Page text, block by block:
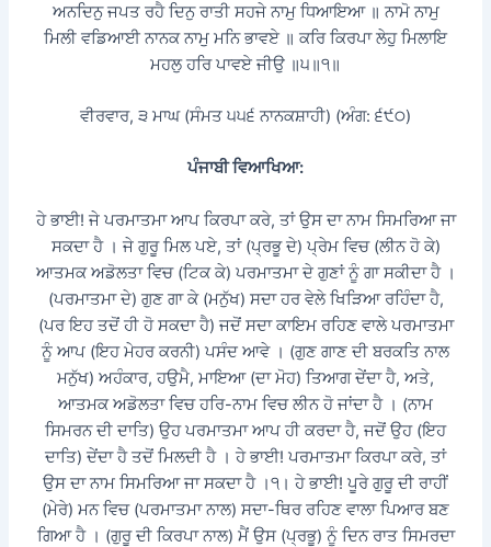
ਅਨਦਿਨੁ ਜਪਤ ਰਹੈ ਦਿਨੁ ਰਾਤੀ ਸਹਜੇ ਨਾਮੁ ਧਿਆਇਆ ॥ ਨਾਮੋ ਨਾਮੁ
ਮਿਲੀ ਵਡਿਆਈ ਨਾਨਕ ਨਾਮੁ ਮਨਿ ਭਾਵਏ ॥ ਕਰਿ ਕਿਰਪਾ ਲੇਹੁ ਮਿਲਾਇ
ਮਹਲੁ ਹਰਿ ਪਾਵਏ ਜੀਉ ॥੫॥੧॥
ਵੀਰਵਾਰ, ੩ ਮਾਘ (ਸੰਮਤ ੫੫੬ ਨਾਨਕਸ਼ਾਹੀ) (ਅੰਗ: ੬੯੦)
ਪੰਜਾਬੀ ਵਿਆਖਿਆ:
ਹੇ ਭਾਈ! ਜੇ ਪਰਮਾਤਮਾ ਆਪ ਕਿਰਪਾ ਕਰੇ, ਤਾਂ ਉਸ ਦਾ ਨਾਮ ਸਿਮਰਿਆ ਜਾ
ਸਕਦਾ ਹੈ । ਜੇ ਗੁਰੂ ਮਿਲ ਪਏ, ਤਾਂ (ਪ੍ਰਭੂ ਦੇ) ਪ੍ਰੇਮ ਵਿਚ (ਲੀਨ ਹੋ ਕੇ)
ਆਤਮਕ ਅਡੋਲਤਾ ਵਿਚ (ਟਿਕ ਕੇ) ਪਰਮਾਤਮਾ ਦੇ ਗੁਣਾਂ ਨੂੰ ਗਾ ਸਕੀਦਾ ਹੈ ।
(ਪਰਮਾਤਮਾ ਦੇ) ਗੁਣ ਗਾ ਕੇ (ਮਨੁੱਖ) ਸਦਾ ਹਰ ਵੇਲੇ ਖਿੜਿਆ ਰਹਿੰਦਾ ਹੈ,
(ਪਰ ਇਹ ਤਦੋਂ ਹੀ ਹੋ ਸਕਦਾ ਹੈ) ਜਦੋਂ ਸਦਾ ਕਾਇਮ ਰਹਿਣ ਵਾਲੇ ਪਰਮਾਤਮਾ
ਨੂੰ ਆਪ (ਇਹ ਮੇਹਰ ਕਰਨੀ) ਪਸੰਦ ਆਵੇ । (ਗੁਣ ਗਾਣ ਦੀ ਬਰਕਤਿ ਨਾਲ
ਮਨੁੱਖ) ਅਹੰਕਾਰ, ਹਉਮੈ, ਮਾਇਆ (ਦਾ ਮੋਹ) ਤਿਆਗ ਦੇਂਦਾ ਹੈ, ਅਤੇ,
ਆਤਮਕ ਅਡੋਲਤਾ ਵਿਚ ਹਰਿ-ਨਾਮ ਵਿਚ ਲੀਨ ਹੋ ਜਾਂਦਾ ਹੈ । (ਨਾਮ
ਸਿਮਰਨ ਦੀ ਦਾਤਿ) ਉਹ ਪਰਮਾਤਮਾ ਆਪ ਹੀ ਕਰਦਾ ਹੈ, ਜਦੋਂ ਉਹ (ਇਹ
ਦਾਤਿ) ਦੇਂਦਾ ਹੈ ਤਦੋਂ ਮਿਲਦੀ ਹੈ । ਹੇ ਭਾਈ! ਪਰਮਾਤਮਾ ਕਿਰਪਾ ਕਰੇ, ਤਾਂ
ਉਸ ਦਾ ਨਾਮ ਸਿਮਰਿਆ ਜਾ ਸਕਦਾ ਹੈ ।੧। ਹੇ ਭਾਈ! ਪੂਰੇ ਗੁਰੂ ਦੀ ਰਾਹੀਂ
(ਮੇਰੇ) ਮਨ ਵਿਚ (ਪਰਮਾਤਮਾ ਨਾਲ) ਸਦਾ-ਥਿਰ ਰਹਿਣ ਵਾਲਾ ਪਿਆਰ ਬਣ
ਗਿਆ ਹੈ । (ਗੁਰੂ ਦੀ ਕਿਰਪਾ ਨਾਲ) ਮੈਂ ਉਸ (ਪ੍ਰਭੂ) ਨੂੰ ਦਿਨ ਰਾਤ ਸਿਮਰਦਾ